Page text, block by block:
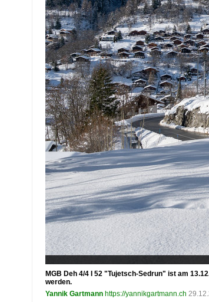
MGB Deh 4/4 I 52 "Tujetsch-Sedrun" ist am
werden.
Yannik Gartmann https://yannikgartmann.ch